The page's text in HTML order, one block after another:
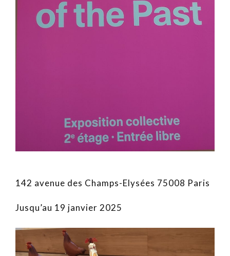
142 avenue des Champs-Elysées 75008 Paris
Jusqu’au 19 janvier 2025